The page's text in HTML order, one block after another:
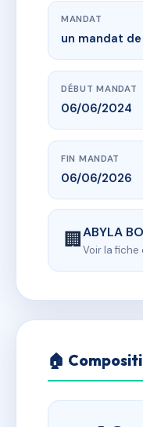
MANDAT
un mandat
DÉBUT MANDAT
06/06/2024
FIN MANDAT
06/06/2026
🏢ABYLA
Voir la
🏠